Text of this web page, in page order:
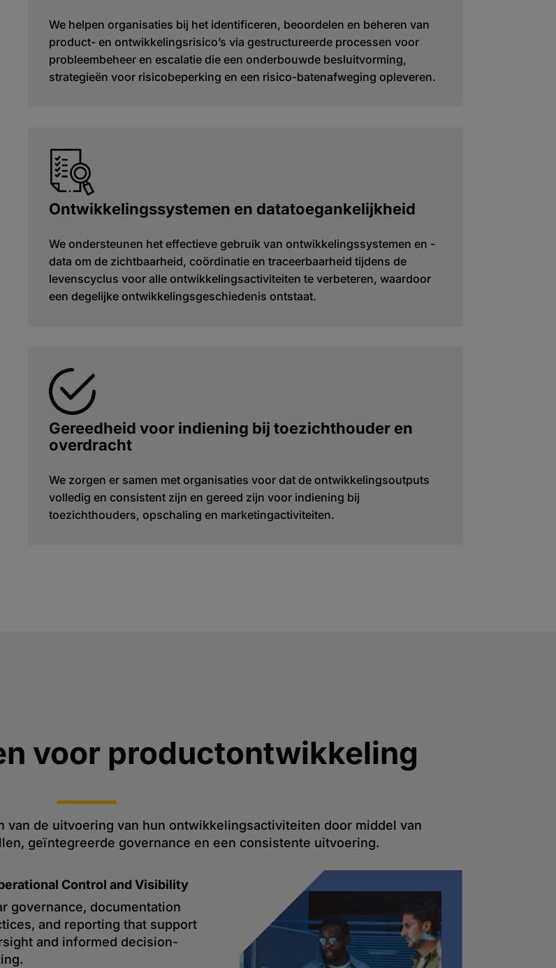
We helpen organisaties bij het identificeren, beoordelen en beheren van
product- en ontwikkelingsrisico’s via gestructureerde processen voor
probleembeheer en escalatie die een onderbouwde besluitvorming,
strategieën voor risicobeperking en een risico-batenafweging opleveren.
Ontwikkelingssystemen en datatoegankelijkheid
We ondersteunen het effectieve gebruik van ontwikkelingssystemen en -
data om de zichtbaarheid, coördinatie en traceerbaarheid tijdens de
levenscyclus voor alle ontwikkelingsactiviteiten te verbeteren, waardoor
een degelijke ontwikkelingsgeschiedenis ontstaat.
Gereedheid voor indiening bij toezichthouder en
overdracht
We zorgen er samen met organisaties voor dat de ontwikkelingsoutputs
volledig en consistent zijn en gereed zijn voor indiening bij
toezichthouders, opschaling en marketingactiviteiten.
voor productontwikkeling
van de uitvoering van hun ontwikkelingsactiviteiten door middel van
geïntegreerde governance en een consistente uitvoering.
Control and Visibility
governance, documentation
and reporting that support
and informed decision-